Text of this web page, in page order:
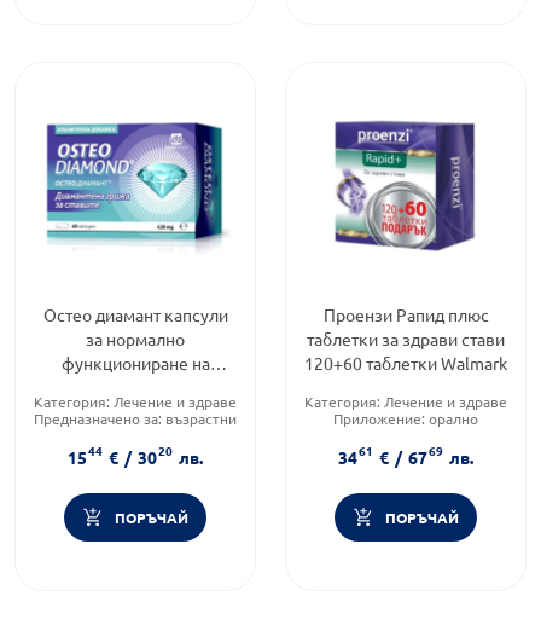
Остео диамант капсули
за нормално
функциониране на
система х60
Категория: Лечение и здраве
Предназначено за: възрастни
1544 € / 3020 лв.
ПОРЪЧАЙ
Проензи Рапид плюс
таблетки за здрави стави
120+60 таблетки Walmark
Категория: Лечение и здраве
Приложение: орално
3461 € / 6769 лв.
ПОРЪЧАЙ